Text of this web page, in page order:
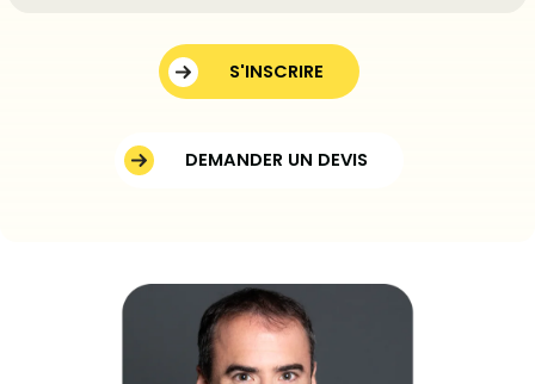
S'INSCRIRE
DEMANDER UN DEVIS